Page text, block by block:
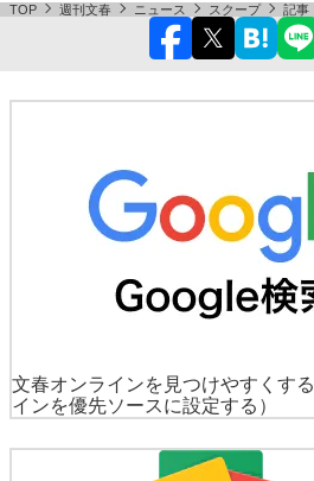
TOP 週刊文春 ニュース スクープ 記事
文春オンラインを見つけやすくする
インを優先ソースに設定する）